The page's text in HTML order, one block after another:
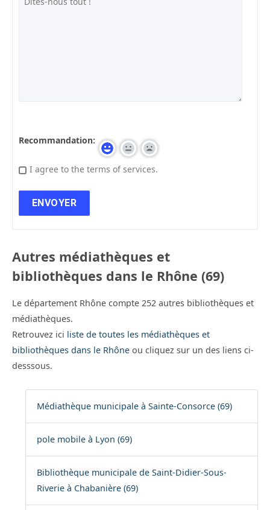
Recommandation:
I agree to the terms of services.
Autres médiathèques et
bibliothèques dans le Rhône (69)
Le département Rhône compte 252 autres bibliothèques et
médiathèques.
Retrouvez ici liste de toutes les médiathèques et
bibliothèques dans le Rhône ou cliquez sur un des liens ci-
desssous.
Médiathèque municipale à Sainte-Consorce (69)
pole mobile à Lyon (69)
Bibliothèque municipale de Saint-Didier-Sous-
Riverie à Chabanière (69)